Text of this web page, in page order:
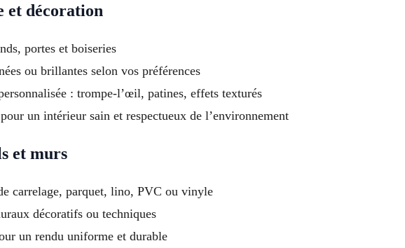
et décoration
portes et boiseries
ou brillantes selon vos préférences
: trompe-l’œil, patines, effets texturés
un intérieur sain et respectueux de l’environnement
et murs
carrelage, parquet, lino, PVC ou vinyle
décoratifs ou techniques
un rendu uniforme et durable